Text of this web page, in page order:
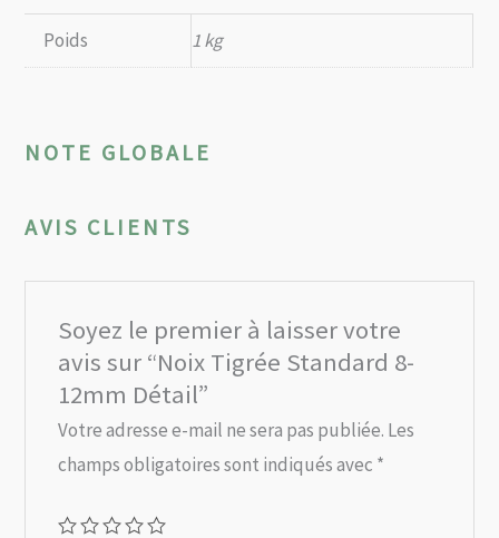
Poids 1 kg
NOTE GLOBALE
AVIS CLIENTS
Soyez le premier à laisser votre
avis sur “Noix Tigrée Standard 8-
12mm Détail”
Votre adresse e-mail ne sera pas publiée. Les
champs obligatoires sont indiqués avec *